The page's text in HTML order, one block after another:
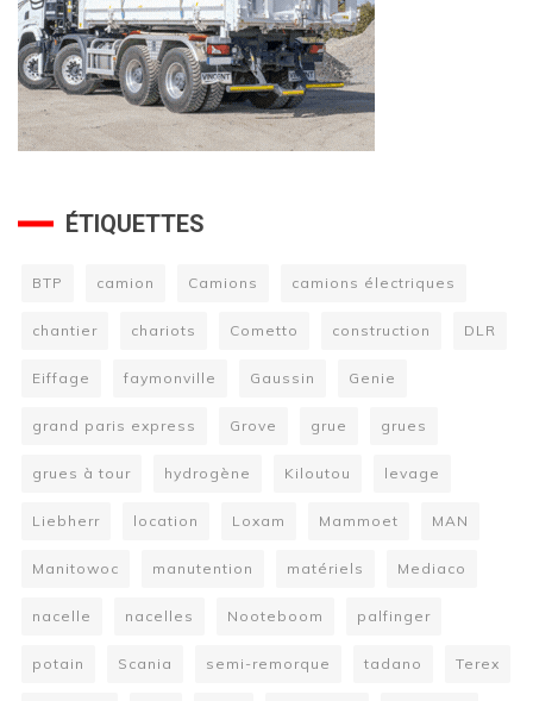
ÉTIQUETTES
BTP camion Camions camions électriques
chantier chariots Cometto construction DLR
Eiffage faymonville Gaussin Genie
grand paris express Grove grue grues
grues à tour hydrogène Kiloutou levage
Liebherr location Loxam Mammoet MAN
Manitowoc manutention matériels Mediaco
nacelle nacelles Nooteboom palfinger
potain Scania semi-remorque tadano Terex